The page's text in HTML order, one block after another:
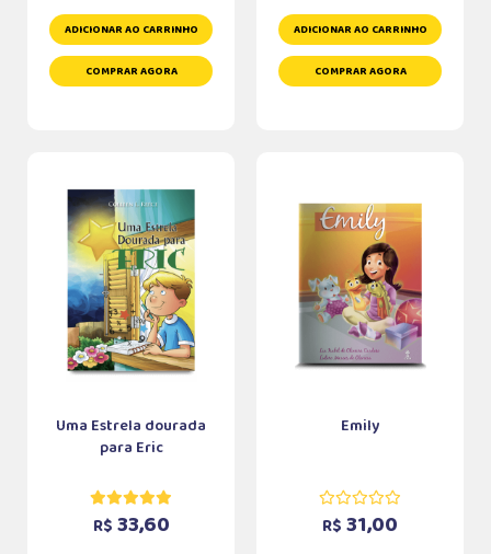
ADICIONAR AO CARRINHO
COMPRAR AGORA
ADICIONAR AO CARRINHO
COMPRAR AGORA
Uma Estrela dourada
para Eric
R$ 33,60
Emily
R$ 31,00